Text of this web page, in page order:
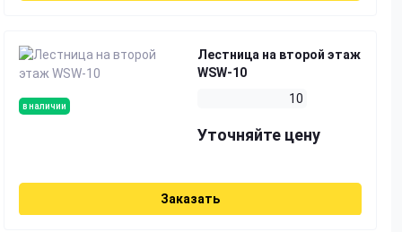
в наличии
Лестница на второй этаж
WSW-10
10
Уточняйте цену
Заказать